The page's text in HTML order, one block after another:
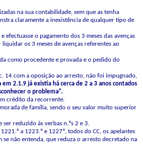
na sua contabilidade, sem que as tenha
claramente a inexistência de qualquer tipo de
efectuasse o pagamento dos 3 meses das avenças
os 3 meses de avenças referentes ao
como procedente e provada e o pedido do
14 com a oposição ao arresto, não foi impugnado,
em 2.1.9 já existia há cerca de 2 a 3 anos contados
o problema”.
crédito da recorrente.
de família, sendo o seu valor muito superior
reduzido às verbas n.ºs 2 e 3.
a 1223.º e 1227º, todos do CC, os apelantes
não entenda, que reduza o arresto decretado na